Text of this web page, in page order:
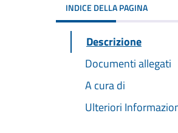
INDICE DELLA PAGINA
Descrizione
Documenti allegati
A cura di
Ulteriori